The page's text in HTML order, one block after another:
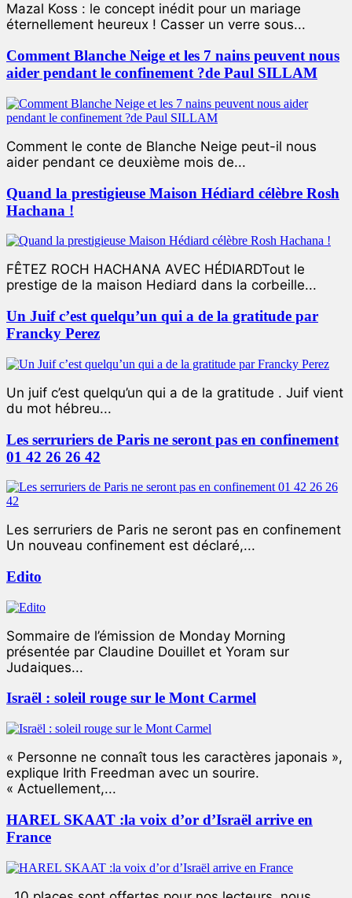
Mazal Koss : le concept inédit pour un mariage
éternellement heureux ! Casser un verre sous...
Comment Blanche Neige et les 7 nains peuvent nous
aider pendant le confinement ?de Paul SILLAM
Comment le conte de Blanche Neige peut-il nous
aider pendant ce deuxième mois de...
Quand la prestigieuse Maison Hédiard célèbre Rosh
Hachana !
FÊTEZ ROCH HACHANA AVEC HÉDIARDTout le
prestige de la maison Hediard dans la corbeille...
Un Juif c’est quelqu’un qui a de la gratitude par
Francky Perez
Un juif c’est quelqu’un qui a de la gratitude . Juif vient
du mot hébreu...
Les serruriers de Paris ne seront pas en confinement
01 42 26 26 42
Les serruriers de Paris ne seront pas en confinement
Un nouveau confinement est déclaré,...
Edito
Sommaire de l’émission de Monday Morning
présentée par Claudine Douillet et Yoram sur
Judaiques...
Israël : soleil rouge sur le Mont Carmel
« Personne ne connaît tous les caractères japonais »,
explique Irith Freedman avec un sourire.
« Actuellement,...
HAREL SKAAT :la voix d’or d’Israël arrive en
France